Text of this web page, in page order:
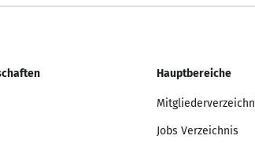
Hauptbereiche
Jobs Verzeichnis